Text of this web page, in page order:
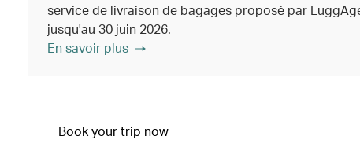
service de livraison de bagages proposé par
jusqu'au 30 juin 2026.
En savoir plus
Book your trip now